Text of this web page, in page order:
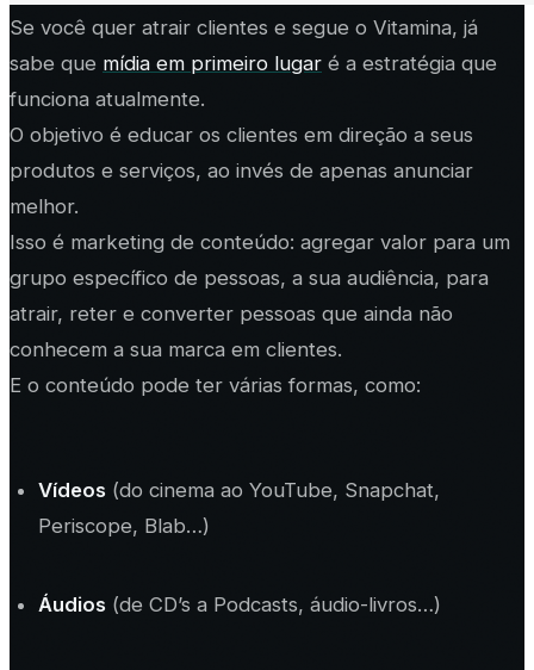
Se você quer atrair clientes e segue o Vitamina, já
sabe que mídia em primeiro lugar é a estratégia que
funciona atualmente.
O objetivo é educar os clientes em direção a seus
produtos e serviços, ao invés de apenas anunciar
melhor.
Isso é marketing de conteúdo: agregar valor para um
grupo específico de pessoas, a sua audiência, para
atrair, reter e converter pessoas que ainda não
conhecem a sua marca em clientes.
E o conteúdo pode ter várias formas, como:
Vídeos(do cinema ao YouTube, Snapchat,
Periscope, Blab…)
Áudios(de CD’s a Podcasts, áudio-livros…)